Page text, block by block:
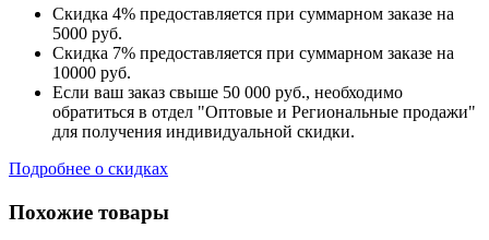
Скидка 4% предоставляется при суммарном заказе на
5000 руб.
Скидка 7% предоставляется при суммарном заказе на
10000 руб.
Если ваш заказ свыше 50 000 руб., необходимо
обратиться в отдел "Оптовые и Региональные продажи"
для получения индивидуальной скидки.
Подробнее о скидках
Похожие товары